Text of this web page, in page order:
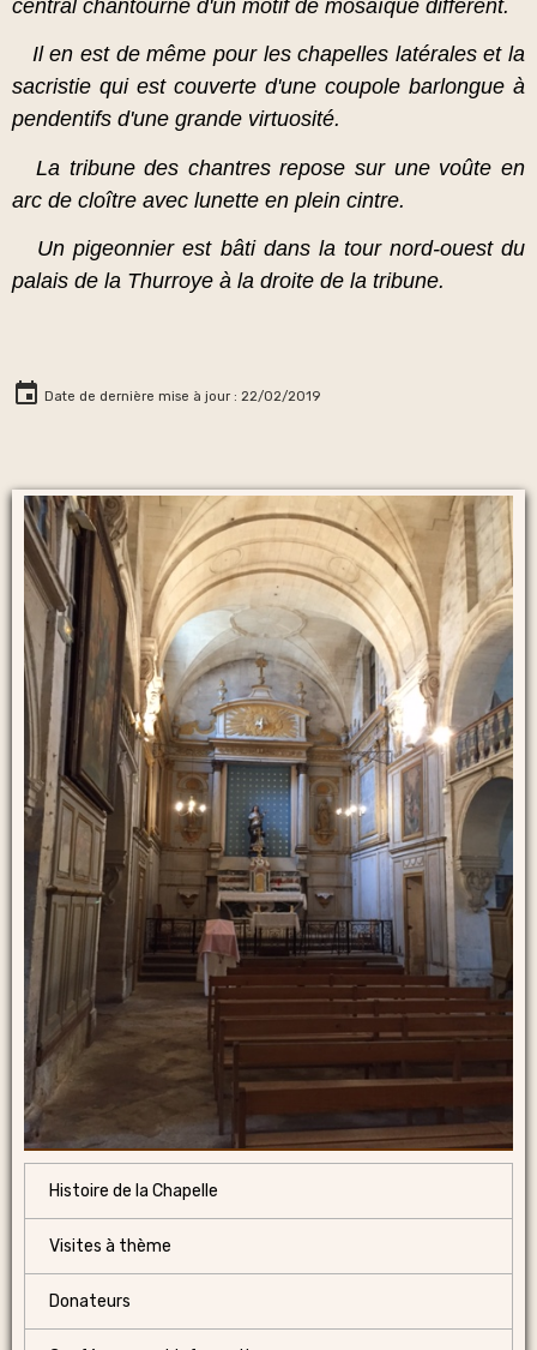
central chantourné d'un motif de mosaïque différent.
Il en est de même pour les chapelles latérales et la
sacristie qui est couverte d'une coupole barlongue à
pendentifs d'une grande virtuosité.
La tribune des chantres repose sur une voûte en
arc de cloître avec lunette en plein cintre.
Un pigeonnier est bâti dans la tour nord-ouest du
palais de la Thurroye à la droite de la tribune.
Date de dernière mise à jour : 22/02/2019
Histoire de la Chapelle
Visites à thème
Donateurs